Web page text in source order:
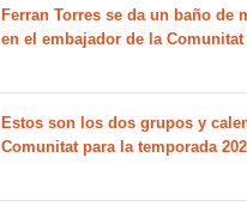
Ferran Torres se da un baño de
en el embajador de la Comunitat
Estos son los dos grupos y
Comunitat para la temporada